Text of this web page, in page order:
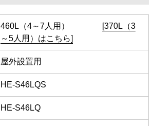
460L（4～7人用）
[370L（3
～5人用）はこちら]
屋外設置用
HE-S46LQS
HE-S46LQ